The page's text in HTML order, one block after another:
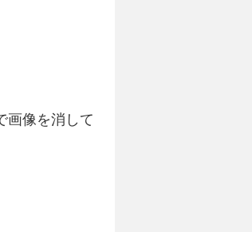
画像を消して